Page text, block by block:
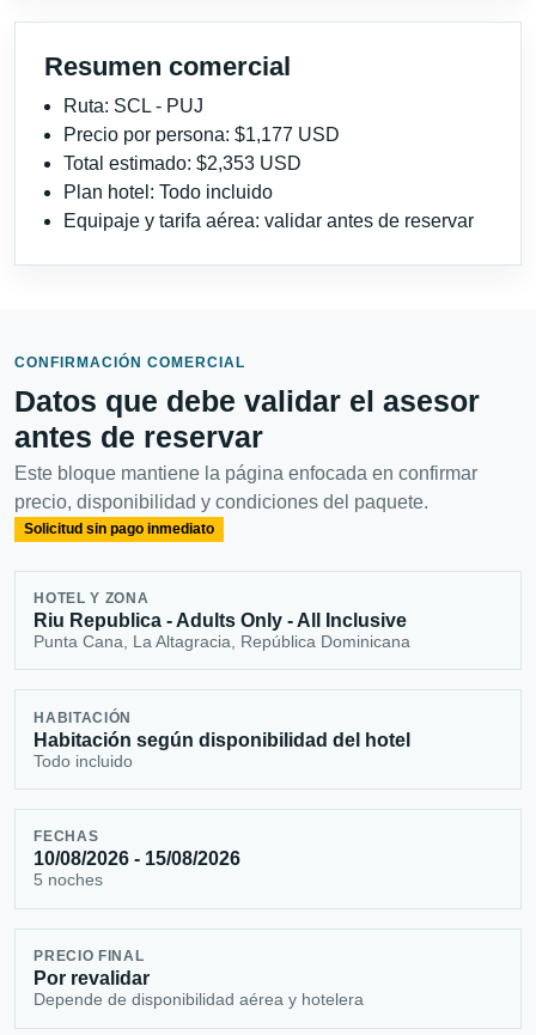
Resumen comercial
Ruta: SCL - PUJ
Precio por persona: $1,177 USD
Total estimado: $2,353 USD
Plan hotel: Todo incluido
Equipaje y tarifa aérea: validar antes de reservar
CONFIRMACIÓN COMERCIAL
Datos que debe validar el asesor
antes de reservar
Este bloque mantiene la página enfocada en confirmar
precio, disponibilidad y condiciones del paquete.
Solicitud sin pago inmediato
HOTEL Y ZONA
Riu Republica - Adults Only - All Inclusive
Punta Cana, La Altagracia, República Dominicana
HABITACIÓN
Habitación según disponibilidad del hotel
Todo incluido
FECHAS
10/08/2026 - 15/08/2026
5 noches
PRECIO FINAL
Por revalidar
Depende de disponibilidad aérea y hotelera